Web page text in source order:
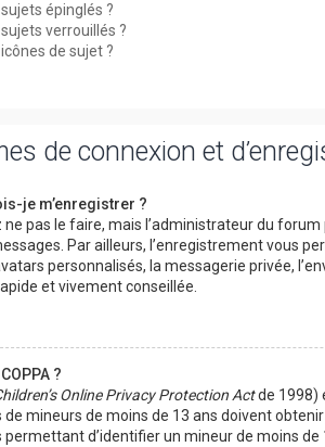
épinglés ?
verrouillés ?
de sujet ?
de connexion et
je m’enregistrer ?
ne pas le faire, mais l’administrateur du
Par ailleurs, l’enregistrement vous
personnalisés, la messagerie privée,
et vivement conseillée.
?
Online Privacy Protection Actde 1998)
mineurs de moins de 13 ans doivent
d’identifier un mineur de moins de